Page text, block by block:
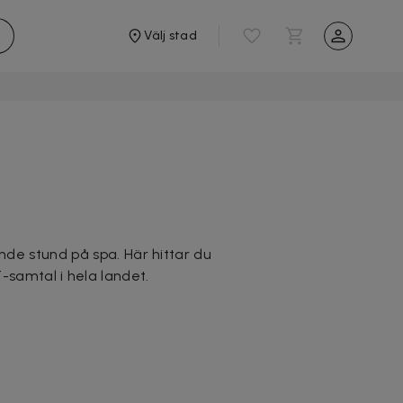
Välj stad
stund på spa. Här hittar du
samtal i hela landet.